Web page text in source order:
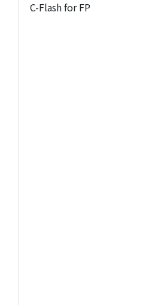
C-Flash for FP